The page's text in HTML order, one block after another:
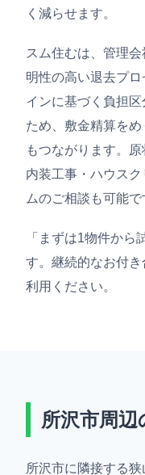
く減らせます。
スム住むは、管理
明性の高い退去プ
インに基づく負担
ため、敷金精算を
もつながります。
内装工事・ハウス
ムのご相談も可能で
「まずは1物件か
す。継続的なお付
利用ください。
所沢市周
所沢市に隣接する